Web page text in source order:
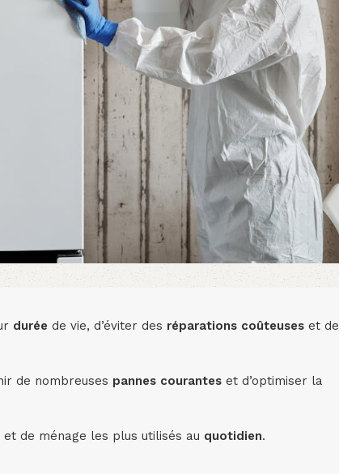
durée de vie, d’éviter des réparations coûteuses et de
de nombreuses pannes courantes et d’optimiser la
et de ménage les plus utilisés au quotidien.